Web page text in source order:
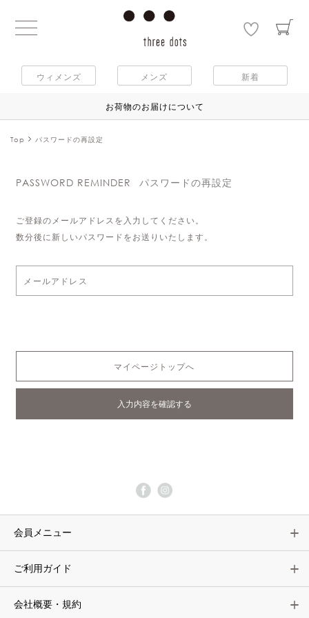
ウィメンズ メンズ 新着
お荷物のお届けについて
Top パスワードの再設定
PASSWORD REMINDER パスワードの再設定
ご登録のメールアドレスを入力してください。
数分後に新しいパスワードをお送りいたします。
マイページトップへ
会員メニュー
ご利用ガイド
会社概要・規約